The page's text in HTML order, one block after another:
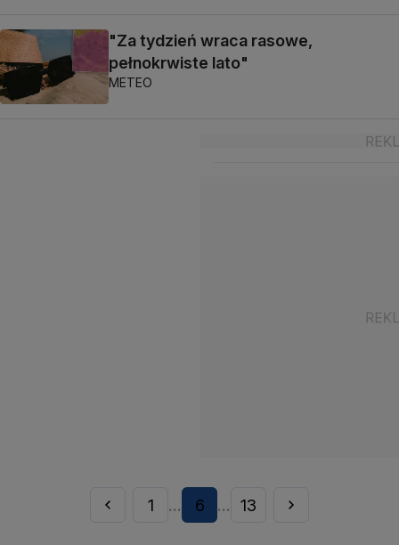
"Za tydzień wraca rasowe,
pełnokrwiste lato"
METEO
1 ... 6 ... 13